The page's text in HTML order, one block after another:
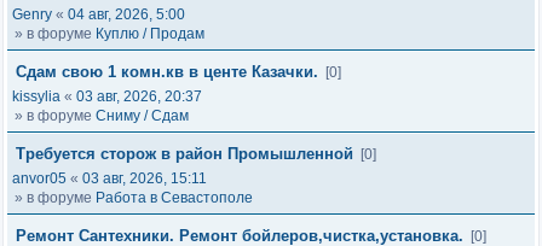
Genry « 04 авг, 2026, 5:00
» в форуме Куплю / Продам
Сдам свою 1 комн.кв в центе Казачки.
[0]
kissylia « 03 авг, 2026, 20:37
» в форуме Сниму / Сдам
Требуется сторож в район Промышленной
[0]
anvor05 « 03 авг, 2026, 15:11
» в форуме Работа в Севастополе
Ремонт Сантехники. Ремонт бойлеров,чистка,установка.
[0]